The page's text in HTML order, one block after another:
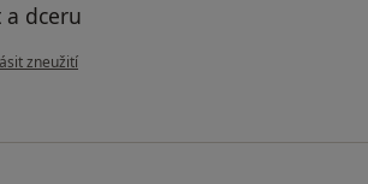
dceru
názoru uživatele Pacient
zneužití